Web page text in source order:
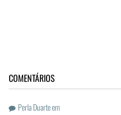
COMENTÁRIOS
Perla Duarteem